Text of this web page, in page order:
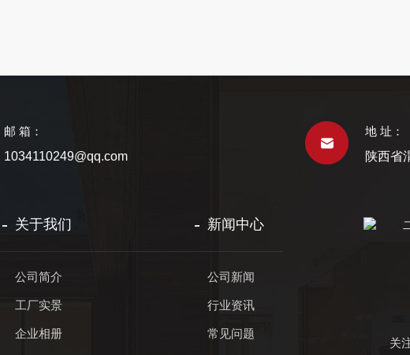
邮 箱：
1034110249@qq.com
地 址：
陕西省
关于我们
公司简介
工厂实景
企业相册
新闻中心
公司新闻
行业资讯
常见问题
关